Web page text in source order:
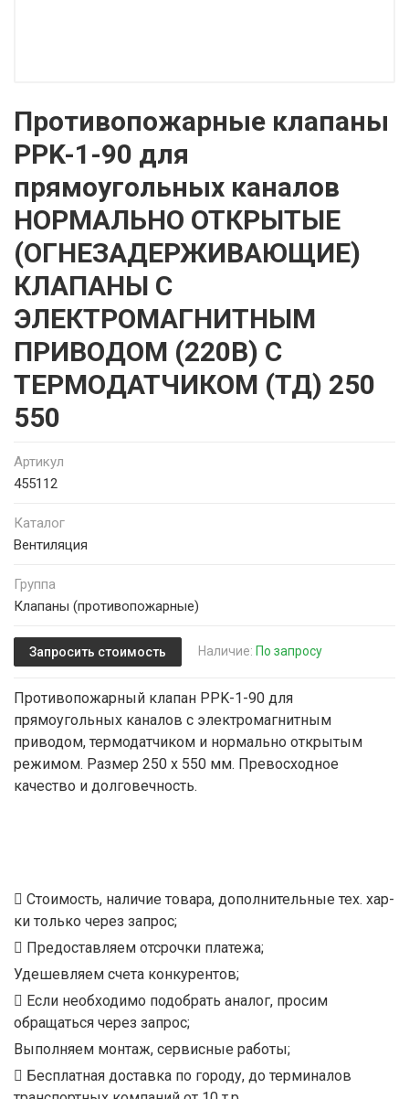
Противопожарные клапаны
PPK-1-90 для
прямоугольных каналов
НОРМАЛЬНО ОТКРЫТЫЕ
(ОГНЕЗАДЕРЖИВАЮЩИЕ)
КЛАПАНЫ С
ЭЛЕКТРОМАГНИТНЫМ
ПРИВОДОМ (220В) С
ТЕРМОДАТЧИКОМ (ТД) 250
550
Артикул
455112
Каталог
Вентиляция
Группа
Клапаны (противопожарные)
Запросить стоимость Наличие: По запросу
Противопожарный клапан PPK-1-90 для
прямоугольных каналов с электромагнитным
приводом, термодатчиком и нормально открытым
режимом. Размер 250 х 550 мм. Превосходное
качество и долговечность.
Стоимость, наличие товара, дополнительные тех. хар-
ки только через запрос;
Предоставляем отсрочки платежа;
Удешевляем счета конкурентов;
Если необходимо подобрать аналог, просим
обращаться через запрос;
Выполняем монтаж, сервисные работы;
Бесплатная доставка по городу, до терминалов